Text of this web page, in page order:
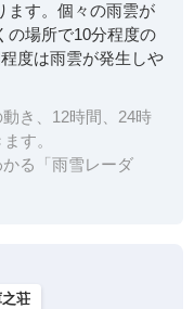
ます。個々の雨雲が
の場所で10分程度の
度は雨雲が発生しや
き、12時間、24時
す。
る「雨雪レーダ
荘